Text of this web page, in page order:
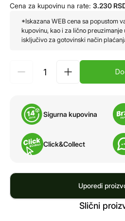
Cena za kupovinu na rate: 3.230
*Iskazana WEB cena sa popustom
kupovinu, kao i za lično preuzimanje
isključivo za gotovinski način
Sigurna kupovina
Click&Collect
Uporedi
Slični